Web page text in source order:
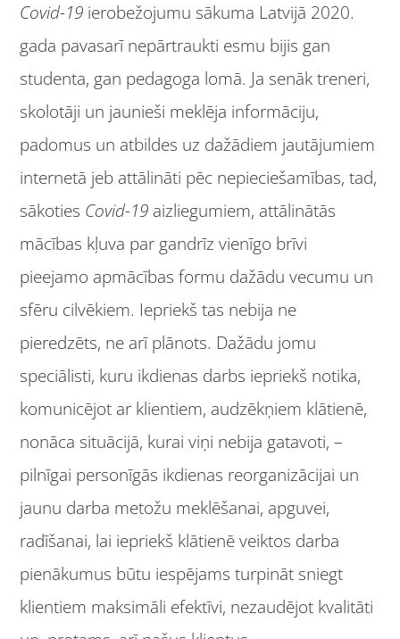
Covid-19 ierobežojumu sākuma Latvijā 2020.
gada pavasarī nepārtraukti esmu bijis gan
studenta, gan pedagoga lomā. Ja senāk treneri,
skolotāji un jaunieši meklēja informāciju,
padomus un atbildes uz dažādiem jautājumiem
internetā jeb attālināti pēc nepieciešamības, tad,
sākoties Covid-19 aizliegumiem, attālinātās
mācības kļuva par gandrīz vienīgo brīvi
pieejamo apmācības formu dažādu vecumu un
sfēru cilvēkiem. Iepriekš tas nebija ne
pieredzēts, ne arī plānots. Dažādu jomu
speciālisti, kuru ikdienas darbs iepriekš notika,
komunicējot ar klientiem, audzēkņiem klātienē,
nonāca situācijā, kurai viņi nebija gatavoti, –
pilnīgai personīgās ikdienas reorganizācijai un
jaunu darba metožu meklēšanai, apguvei,
radīšanai, lai iepriekš klātienē veiktos darba
pienākumus būtu iespējams turpināt sniegt
klientiem maksimāli efektīvi, nezaudējot kvalitāti